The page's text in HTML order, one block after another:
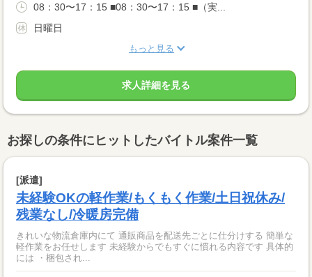
08：30〜17：15 ■08：30〜17：15 ■（実...
日曜日
もっと見る
求人詳細を見る
お探しの条件にヒットしたバイトル案件一覧
[派遣]
未経験OKの軽作業/もくもく作業/土日祝休み/
残業なし/冷暖房完備
きれいな物流倉庫内にて 通販商品を配送先ごとに仕分けする 簡単な
軽作業をお任せします 未経験からでもすぐに慣れる内容です 具体的
には ・梱包され...